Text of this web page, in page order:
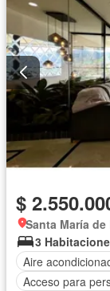
$
Santa María
3
Aire
Acceso para